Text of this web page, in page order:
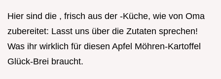
Hier sind die , frisch aus der -Küche, wie von Oma
zubereitet: Lasst uns über die Zutaten sprechen!
Was ihr wirklich für diesen Apfel Möhren-Kartoffel
Glück-Brei braucht.